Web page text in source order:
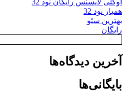
همیار نود 32
بهترین سئو
رایگان
آخرین دیدگاه‌ها
بایگانی‌ها